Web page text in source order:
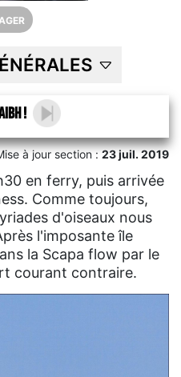
!
à jour section :23 juil. 2019
en ferry, puis arrivée
Comme toujours,
d'oiseaux nous
l'imposante île
la Scapa flow par le
courant contraire.